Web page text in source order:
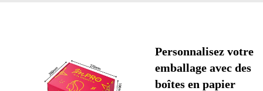
Personnalisez votre
emballage avec des
boîtes en papier